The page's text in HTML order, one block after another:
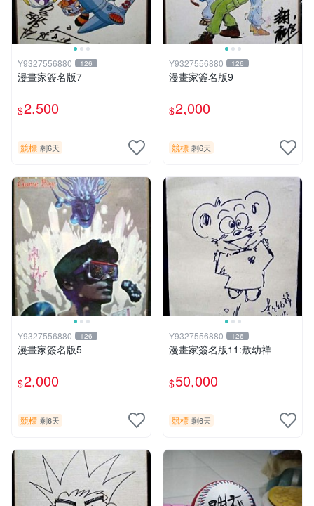
Y9327556880 126
漫畫家簽名版7
$2,500
競標 剩6天
Y9327556880 126
漫畫家簽名版9
$2,000
競標 剩6天
Y9327556880 126
漫畫家簽名版5
$2,000
競標 剩6天
Y9327556880 126
漫畫家簽名版11:敖幼祥
$50,000
競標 剩6天